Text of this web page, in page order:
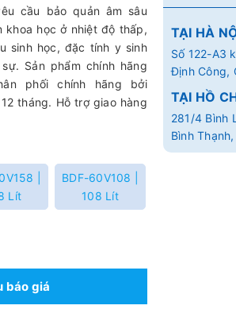
cầu bảo quản âm sâu
khoa học ở nhiệt độ thấp,
sinh học, đặc tính y sinh
Sản phẩm chính hãng
phối chính hãng bởi
tháng. Hỗ trợ giao hàng
|
Lít
BDF-60V108 |
108 Lít
báo giá
TẠI HÀ
Số 122-A3
Định Công,
TẠI HỒ
281/4 Bình
Bình